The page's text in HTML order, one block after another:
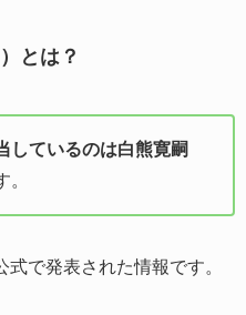
とは？
しているのは白熊寛嗣
。
で発表された情報です。